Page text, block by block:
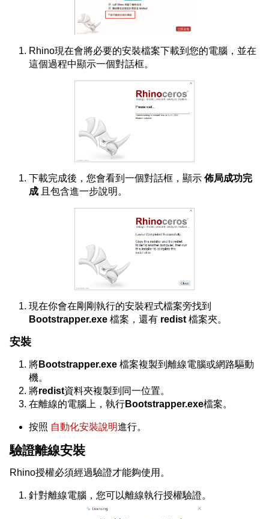
Rhino現在會將必要的安裝檔案下載到您的電腦，並在
這個過程中顯示一個對話框。
下載完成後，您會看到一個對話框，顯示 佈局成功完
成 且包含進一步說明。
現在你會在剛剛執行的安裝程式檔案旁找到
Bootstrapper.exe 檔案，還有 redist 檔案夾。
安裝
將Bootstrapper.exe 檔案複製到離線電腦或網路驅動
機。
將redist資料夾複製到同一位置。
在離線的電腦上，執行Bootstrapper.exe檔案。
按照 自動化安裝說明進行。
驗證離線安裝
Rhino授權必須經過驗證才能夠使用。
針對離線電腦，您可以離線執行授權驗證。